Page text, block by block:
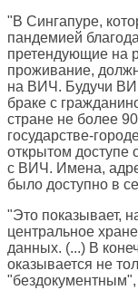
"В Сингапуре,
пандемией
претендующие на
проживание,
на ВИЧ. Будучи
браке с
стране не более
государстве-
открытом доступе
с ВИЧ. Имена,
было доступно в
"Это показывает,
центральное
данных. (...) В
оказывается не